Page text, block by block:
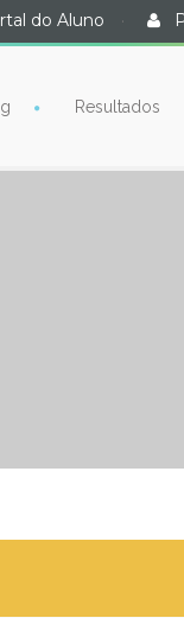
do Aluno ·
Resultados